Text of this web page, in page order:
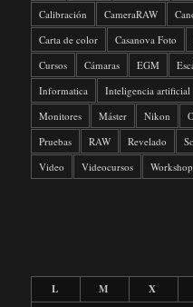
Calibración
CameraRAW
Carta de color
Casanova Foto
Cursos
Cámaras EGM
Informatica
Inteligencia artificial
Monitores
Máster Nikon
Pruebas
RAW Revelado
Video
Videocursos
L
M X